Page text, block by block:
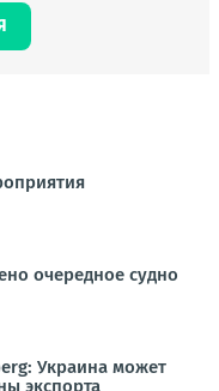
очередное судно
Украина может
экспорта